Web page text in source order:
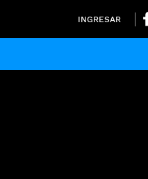
INGRESAR